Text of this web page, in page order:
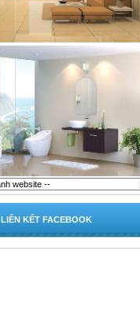
LIÊN KẾT FACEBOOK